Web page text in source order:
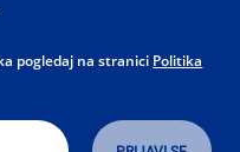
pogledaj na stranici Politika